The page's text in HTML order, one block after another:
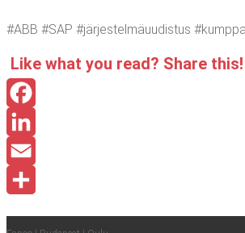
#ABB #SAP #jär­jes­tel­mä­uu­dis­tus
Like what you read? Sha­re this!
Facebook
LinkedIn
Email